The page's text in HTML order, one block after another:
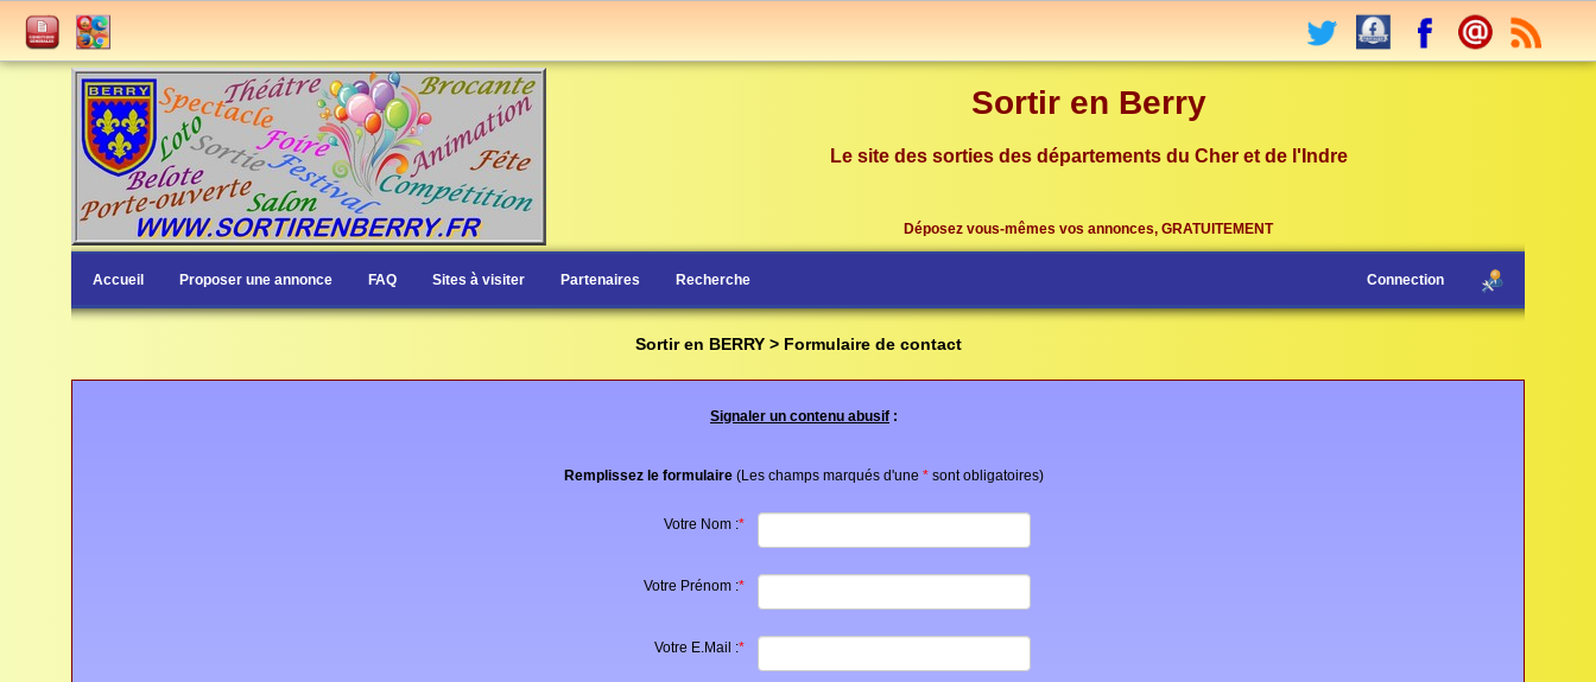
Sortir en Berry
Le site des sorties des départements du Cher et de l'Indre
Déposez vous-mêmes vos annonces, GRATUITEMENT
Accueil Proposer une annonce FAQ Sites à visiter Partenaires Recherche Connection
Sortir en BERRY > Formulaire de contact
Signaler un contenu abusif :
Remplissez le formulaire (Les champs marqués d'une * sont obligatoires)
Votre Nom :*
Votre Prénom :*
Votre E.Mail :*